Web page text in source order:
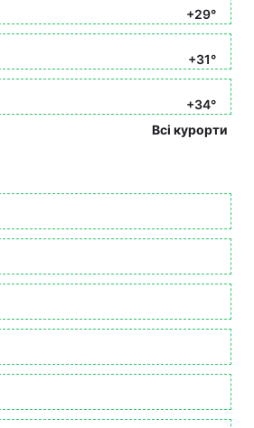
+29°
+31°
+34°
Всі курорти